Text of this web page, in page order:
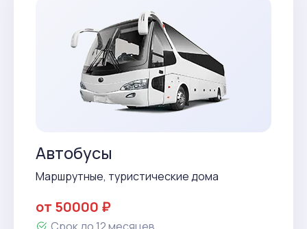
Автобусы
Маршрутные, туристические дома
от 50000 ₽